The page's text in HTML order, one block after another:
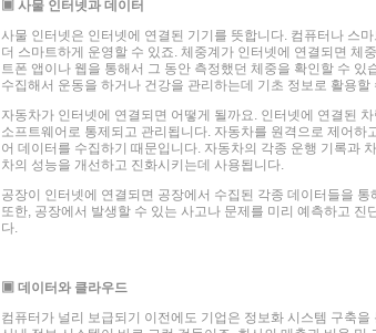
▣ 사물 인터넷과 데이터
사물 인터넷은 인터넷에 연결된 기기를 뜻합니다. 컴퓨터나 스
더 스마트하게 운영할 수 있죠. 체중계가 인터넷에 연결되면 체
트폰 앱이나 웹을 통해서 그 동안 측정했던 체중을 확인할 수
수집해서 운동을 하거나 건강을 관리하는데 기초 정보로 활용
자동차가 인터넷에 연결되면 어떻게 될까요. 인터넷에 연결된
소프트웨어로 통제되고 관리됩니다. 자동차를 원격으로 제어
어 데이터를 수집하기 때문입니다. 자동차의 각종 운행 기록과
차의 성능을 개선하고 진화시키는데 사용됩니다.
공장이 인터넷에 연결되면 공장에서 수집된 각종 데이터들을
또한, 공장에서 발생할 수 있는 사고나 문제를 미리 예측하고
다.
▣ 데이터와 클라우드
컴퓨터가 널리 보급되기 이전에도 기업은 정보화 시스템 구축